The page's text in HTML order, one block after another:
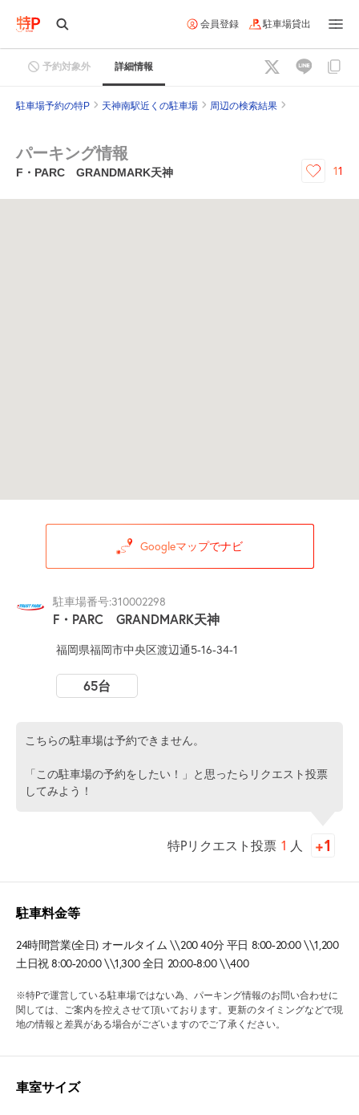
会員登録 駐車場貸出
予約対象外 詳細情報
駐車場予約の特P 天神南駅近くの駐車場 周辺の検索結果
パーキング情報
F・PARC GRANDMARK天神 11
Googleマップでナビ
駐車場番号:310002298
F・PARC GRANDMARK天神
福岡県福岡市中央区渡辺通5-16-34-1
65台
こちらの駐車場は予約できません。
「この駐車場の予約をしたい！」と思ったらリクエスト投票
してみよう！
特Pリクエスト投票 1 人
駐車料金等
24時間営業(全日) オールタイム \\200 40分 平日 8:00-20:00 \\1,200
土日祝 8:00-20:00 \\1,300 全日 20:00-8:00 \\400
※特Pで運営している駐車場ではない為、パーキング情報のお問い合わせに
関しては、ご案内を控えさせて頂いております。更新のタイミングなどで現
地の情報と差異がある場合がございますのでご了承ください。
車室サイズ